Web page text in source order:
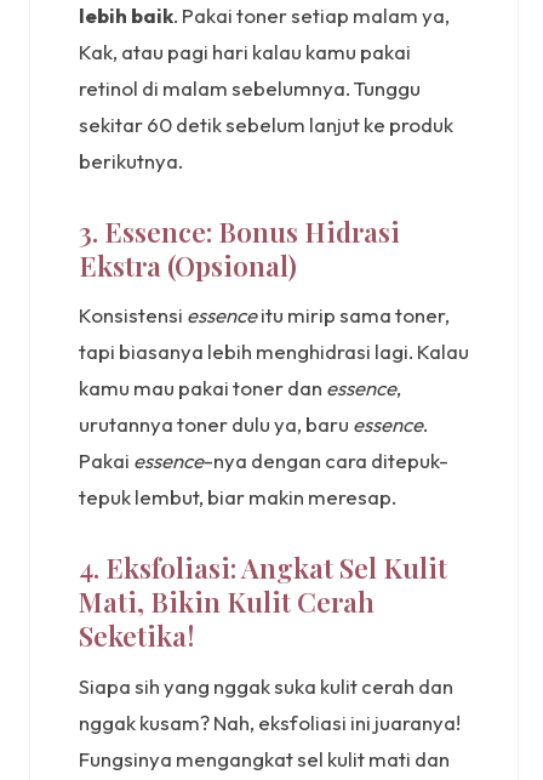
lebih baik. Pakai toner setiap malam ya,
Kak, atau pagi hari kalau kamu pakai
retinol di malam sebelumnya. Tunggu
sekitar 60 detik sebelum lanjut ke produk
berikutnya.
3. Essence: Bonus Hidrasi
Ekstra (Opsional)
Konsistensi essenceitu mirip sama toner,
tapi biasanya lebih menghidrasi lagi. Kalau
kamu mau pakai toner dan essence,
urutannya toner dulu ya, baru essence.
Pakai essence-nya dengan cara ditepuk-
tepuk lembut, biar makin meresap.
4. Eksfoliasi: Angkat Sel Kulit
Mati, Bikin Kulit Cerah
Seketika!
Siapa sih yang nggak suka kulit cerah dan
nggak kusam? Nah, eksfoliasi ini juaranya!
Fungsinya mengangkat sel kulit mati dan